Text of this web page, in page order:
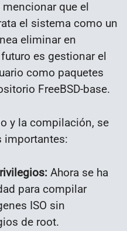
que el
el sistema como un
eliminar en
es gestionar el
como paquetes
FreeBSD-base.
y la compilación, se
importantes:
Ahora se ha
para compilar
ISO sin
de root.